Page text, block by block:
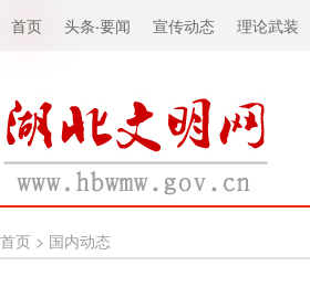
首页 头条·要闻 宣传动态 理论武装
首页 > 国内动态